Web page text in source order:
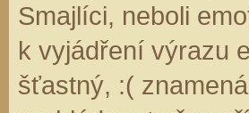
Smajlíci, neboli
k vyjádření výrazu
šťastný, :(